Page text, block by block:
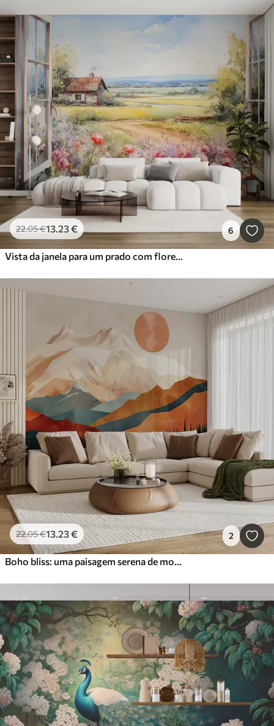
22.05€13.23€ 6
Vista da janela para um prado com flores e uma casa rural aguarela
22.05€13.23€ 2
Boho bliss: uma paisagem serena de montanhas, árvores e sol